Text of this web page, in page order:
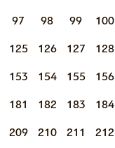
97 98 99 100
125 126 127 128
153 154 155 156
181 182 183 184
209 210 211 212